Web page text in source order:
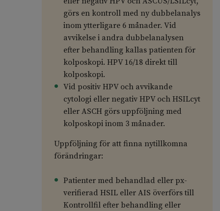
görs en kontroll med ny dubbelanalys
inom ytterligare 6 månader. Vid
avvikelse i andra dubbelanalysen
efter behandling kallas patienten för
kolposkopi. HPV 16/18 direkt till
kolposkopi.
Vid positiv HPV och avvikande
cytologi eller negativ HPV och HSILcyt
eller ASCH görs uppföljning med
kolposkopi inom 3 månader.
Uppföljning för att finna nytillkomna
förändringar:
Patienter med behandlad eller px-
verifierad HSIL eller AIS överförs till
Kontrollfil efter behandling eller